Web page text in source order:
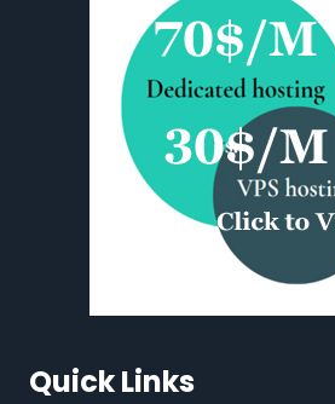
Quick Links